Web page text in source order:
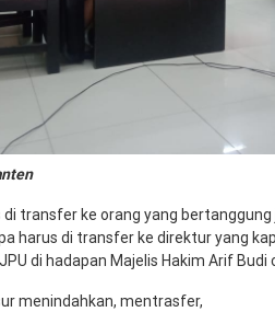
di transfer ke orang yang
harus di transfer ke direktur yang
di hadapan Majelis Hakim Arif Budi
menindahkan, mentrasfer,